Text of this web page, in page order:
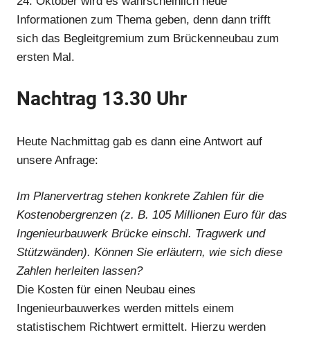
Informationen zum Thema geben, denn dann trifft
sich das Begleitgremium zum Brückenneubau zum
ersten Mal.
Nachtrag 13.30 Uhr
Heute Nachmittag gab es dann eine Antwort auf
unsere Anfrage:
Im Planervertrag stehen konkrete Zahlen für die
Kostenobergrenzen (z. B. 105 Millionen Euro für das
Ingenieurbauwerk Brücke einschl. Tragwerk und
Stützwänden). Können Sie erläutern, wie sich diese
Zahlen herleiten lassen?
Die Kosten für einen Neubau eines
Ingenieurbauwerkes werden mittels einem
statistischem Richtwert ermittelt. Hierzu werden